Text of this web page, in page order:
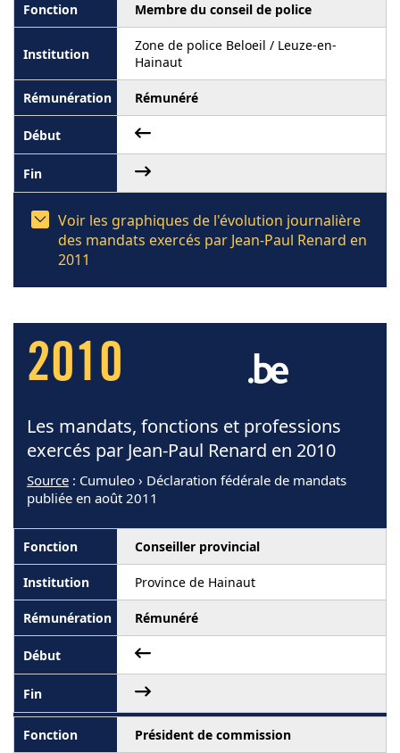
Membre du conseil de police
Zone de police Beloeil / Leuze-en-
Hainaut
Rémunéré
Voir les graphiques de l'évolution journalière
des mandats exercés par Jean-Paul Renard en
2011
2010
Les mandats, fonctions et professions
exercés par Jean-Paul Renard en 2010
Source : Cumuleo › Déclaration fédérale de mandats
publiée en août 2011
Conseiller provincial
Province de Hainaut
Rémunéré
Président de commission